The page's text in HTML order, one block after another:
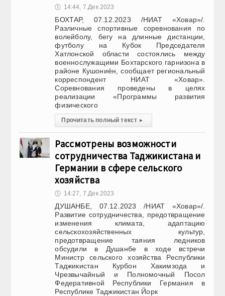
🕔 14:44, 7.Дек 2023
БОХТАР, 07.12.2023 /НИАТ «Ховар»/.
Различные спортивные соревнования по
волейболу, бегу на длинные дистанции,
футболу на Кубок Председателя
Хатлонской области состоялись между
военнослужащими Бохтарского гарнизона в
районе Кушониён, сообщает региональный
корреспондент НИАТ «Ховар».
Соревнования проведены в целях
реализации «Программы развития
физического
Прочитать полный текст ▸
Рассмотрены возможности
сотрудничества Таджикистана и
Германии в сфере сельского
хозяйства
🕔 14:27, 7.Дек 2023
ДУШАНБЕ, 07.12.2023 /НИАТ «Ховар»/.
Развитие сотрудничества, предотвращение
изменения климата, адаптацию
сельскохозяйственных культур,
предотвращение таяния ледников
обсудили в Душанбе в ходе встречи
Министр сельского хозяйства Республики
Таджикистан Курбон Хакимзода и
Чрезвычайный и Полномочный Посол
Федеративной Республики Германия в
Республике Таджикистан Йорк